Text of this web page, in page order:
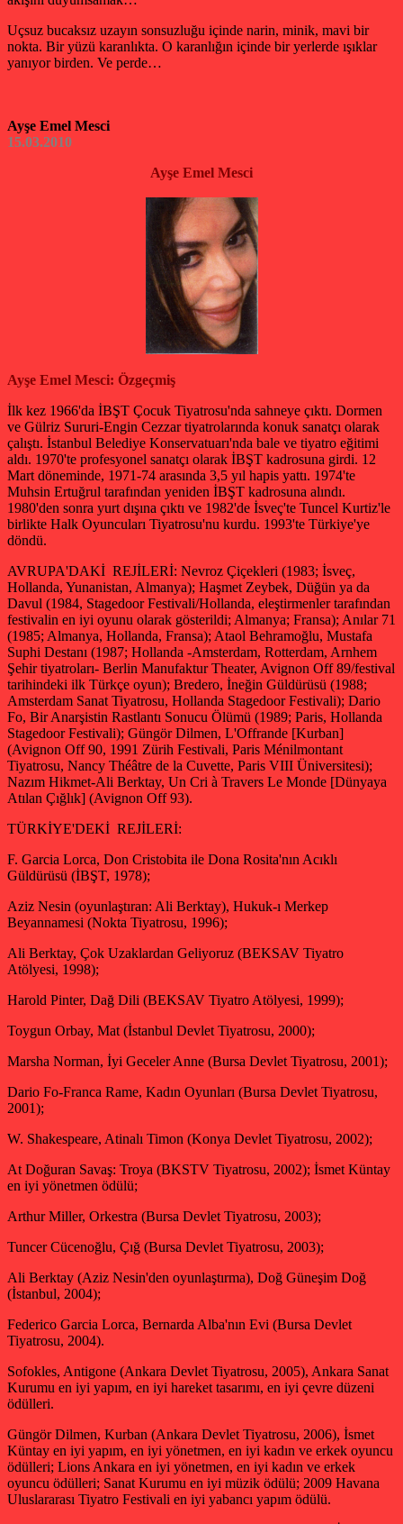
Uçsuz bucaksız uzayın sonsuzluğu içinde narin, minik, mavi bir
nokta. Bir yüzü karanlıkta. O karanlığın içinde bir yerlerde ışıklar
yanıyor birden. Ve perde…
Ayşe Emel Mesci
15.03.2010
Ayşe Emel Mesci
Ayşe Emel Mesci: Özgeçmiş
İlk kez 1966'da İBŞT Çocuk Tiyatrosu'nda sahneye çıktı. Dormen
ve Gülriz Sururi-Engin Cezzar tiyatrolarında konuk sanatçı olarak
çalıştı. İstanbul Belediye Konservatuarı'nda bale ve tiyatro eğitimi
aldı. 1970'te profesyonel sanatçı olarak İBŞT kadrosuna girdi. 12
Mart döneminde, 1971-74 arasında 3,5 yıl hapis yattı. 1974'te
Muhsin Ertuğrul tarafından yeniden İBŞT kadrosuna alındı.
1980'den sonra yurt dışına çıktı ve 1982'de İsveç'te Tuncel Kurtiz'le
birlikte Halk Oyuncuları Tiyatrosu'nu kurdu. 1993'te Türkiye'ye
döndü.
AVRUPA'DAKİ REJİLERİ: Nevroz Çiçekleri (1983; İsveç,
Hollanda, Yunanistan, Almanya); Haşmet Zeybek, Düğün ya da
Davul (1984, Stagedoor Festivali/Hollanda, eleştirmenler tarafından
festivalin en iyi oyunu olarak gösterildi; Almanya; Fransa); Anılar 71
(1985; Almanya, Hollanda, Fransa); Ataol Behramoğlu, Mustafa
Suphi Destanı (1987; Hollanda -Amsterdam, Rotterdam, Arnhem
Şehir tiyatroları- Berlin Manufaktur Theater, Avignon Off 89/festival
tarihindeki ilk Türkçe oyun); Bredero, İneğin Güldürüsü (1988;
Amsterdam Sanat Tiyatrosu, Hollanda Stagedoor Festivali); Dario
Fo, Bir Anarşistin Rastlantı Sonucu Ölümü (1989; Paris, Hollanda
Stagedoor Festivali); Güngör Dilmen, L'Offrande [Kurban]
(Avignon Off 90, 1991 Zürih Festivali, Paris Ménilmontant
Tiyatrosu, Nancy Théâtre de la Cuvette, Paris VIII Üniversitesi);
Nazım Hikmet-Ali Berktay, Un Cri à Travers Le Monde [Dünyaya
Atılan Çığlık] (Avignon Off 93).
TÜRKİYE'DEKİ REJİLERİ:
F. Garcia Lorca, Don Cristobita ile Dona Rosita'nın Acıklı
Güldürüsü (İBŞT, 1978);
Aziz Nesin (oyunlaştıran: Ali Berktay), Hukuk-ı Merkep
Beyannamesi (Nokta Tiyatrosu, 1996);
Ali Berktay, Çok Uzaklardan Geliyoruz (BEKSAV Tiyatro
Atölyesi, 1998);
Harold Pinter, Dağ Dili (BEKSAV Tiyatro Atölyesi, 1999);
Toygun Orbay, Mat (İstanbul Devlet Tiyatrosu, 2000);
Marsha Norman, İyi Geceler Anne (Bursa Devlet Tiyatrosu, 2001);
Dario Fo-Franca Rame, Kadın Oyunları (Bursa Devlet Tiyatrosu,
2001);
W. Shakespeare, Atinalı Timon (Konya Devlet Tiyatrosu, 2002);
At Doğuran Savaş: Troya (BKSTV Tiyatrosu, 2002); İsmet Küntay
en iyi yönetmen ödülü;
Arthur Miller, Orkestra (Bursa Devlet Tiyatrosu, 2003);
Tuncer Cücenoğlu, Çığ (Bursa Devlet Tiyatrosu, 2003);
Ali Berktay (Aziz Nesin'den oyunlaştırma), Doğ Güneşim Doğ
(İstanbul, 2004);
Federico Garcia Lorca, Bernarda Alba'nın Evi (Bursa Devlet
Tiyatrosu, 2004).
Sofokles, Antigone (Ankara Devlet Tiyatrosu, 2005), Ankara Sanat
Kurumu en iyi yapım, en iyi hareket tasarımı, en iyi çevre düzeni
ödülleri.
Güngör Dilmen, Kurban (Ankara Devlet Tiyatrosu, 2006), İsmet
Küntay en iyi yapım, en iyi yönetmen, en iyi kadın ve erkek oyuncu
ödülleri; Lions Ankara en iyi yönetmen, en iyi kadın ve erkek
oyuncu ödülleri; Sanat Kurumu en iyi müzik ödülü; 2009 Havana
Uluslararası Tiyatro Festivali en iyi yabancı yapım ödülü.